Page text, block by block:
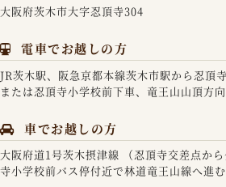
大阪府茨木市大字忍頂寺304
電車でお越しの方
JR茨木駅、阪急京都本線茨木市駅から忍頂
または忍頂寺小学校前下車、竜王山山頂方向
車でお越しの方
大阪府道1号茨木摂津線 （忍頂寺交差点か
寺小学校前バス停付近で林道竜王山線へ進む